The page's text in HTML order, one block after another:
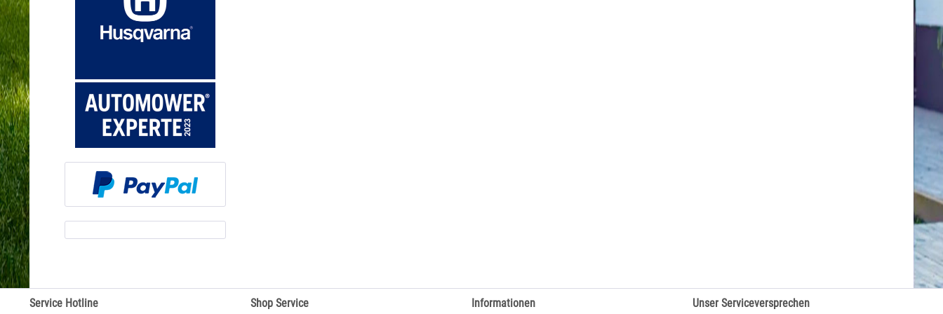
Service Hotline Shop Service Informationen Unser Serviceversprechen